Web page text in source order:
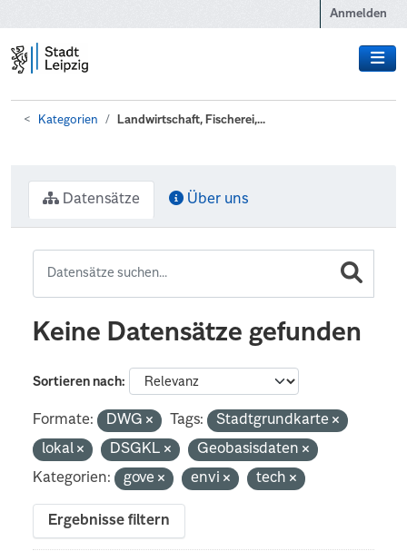
Anmelden
Kategorien Landwirtschaft, Fischerei,...
Datensätze Über uns
Keine Datensätze gefunden
Sortieren nach
Formate: DWG Tags:
Stadtgrundkarte
lokal
DSGKL
Geobasisdaten
Kategorien:
gove envi tech
Ergebnisse filtern